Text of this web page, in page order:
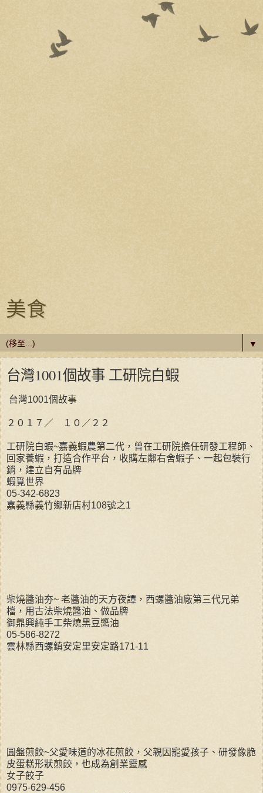
美食
▼
台灣1001個故事 工研院白蝦
台灣1001個故事
２０１７／ １０／２２
工研院白蝦~嘉義蝦農第二代，曾在工研院擔任研發工程師、
回家養蝦，打造合作平台，收購左鄰右舍蝦子、一起包裝行
銷，建立自有品牌
蝦覓世界
05-342-6823
嘉義縣義竹鄉新店村108號之1
柴燒醬油夯~ 老醬油的天方夜譚，西螺醬油廠第三代兄弟
檔，用古法柴燒醬油、做品牌
御鼎興純手工柴燒黑豆醬油
05-586-8272
雲林縣西螺鎮安定里安定路171-11
圓盤煎餃~父愛味道的冰花煎餃，父親因寵愛孩子、研發像脆
皮蛋糕形狀煎餃，也成為創業靈感
女子餃子
0975-629-456